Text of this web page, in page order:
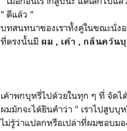
" ดีแล้ว "
บทสนทนาของเราทั้งคู่ในขณะนั่ง
ที่ตรงนั้นมี ผม , เค้า , กลิ่นควัน
เค้าพกบุหรี่ไปด้วยในทุก ๆ ที่ จัด
ผมมักจะได้ยินคำว่า " เราไปสูบ
ไม่รู้ว่าแปลกหรือเปล่าที่ผมชอบม